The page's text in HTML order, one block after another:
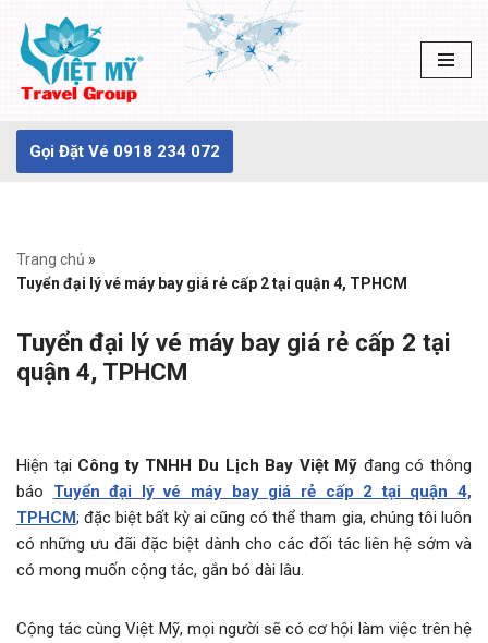
Chuyển
tới
dung
Gọi Đặt Vé 0918 234 072
Trang chủ »
Tuyển đại lý vé máy bay giá rẻ cấp 2 tại quận 4, TPHCM
Tuyển đại lý vé máy bay giá rẻ cấp 2 tại
quận 4, TPHCM
Hiện tại Công ty TNHH Du Lịch Bay Việt Mỹ đang có thông
báo Tuyển đại lý vé máy bay giá rẻ cấp 2 tại quận 4,
TPHCM; đặc biệt bất kỳ ai cũng có thể tham gia, chúng tôi luôn
có những ưu đãi đặc biệt dành cho các đối tác liên hệ sớm và
có mong muốn cộng tác, gắn bó dài lâu.
Cộng tác cùng Việt Mỹ, mọi người sẽ có cơ hội làm việc trên hệ